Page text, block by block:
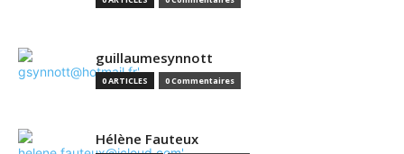
guillaumesynnott
0 ARTICLES 0 Commentaires
Hélène Fauteux